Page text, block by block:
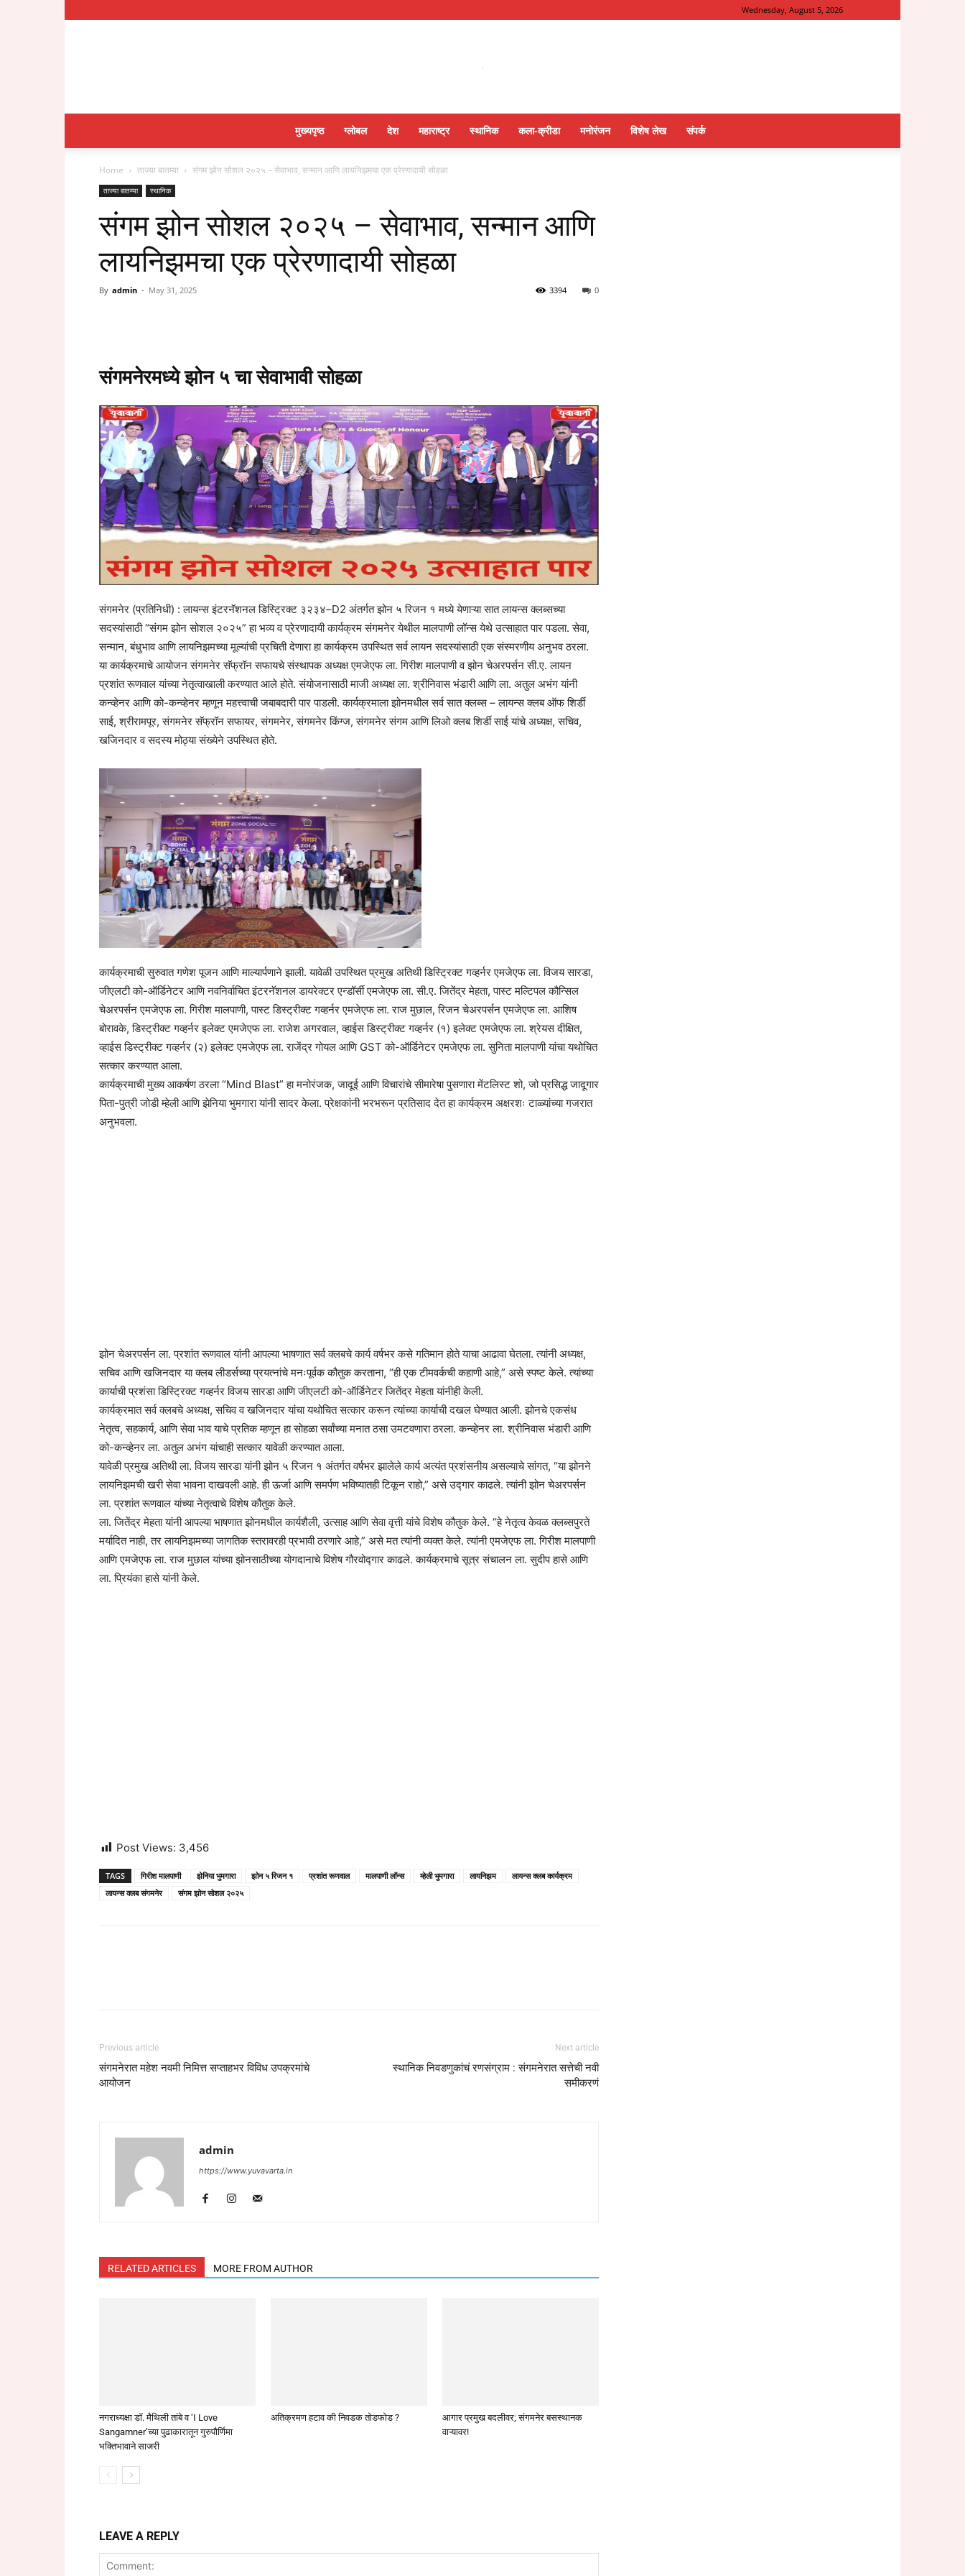
Wednesday, August 5, 2026
मुख्यपृष्ठ ग्लोबल देश महाराष्ट्र स्थानिक कला-क्रीडा मनोरंजन विशेष लेख संपर्क
Home ताज्या बातम्या संगम झोन सोशल २०२५ – सेवाभाव, सन्मान आणि लायनिझमचा एक प्रेरणादायी सोहळा
ताज्या बातम्या स्थानिक
संगम झोन सोशल २०२५ – सेवाभाव, सन्मान आणि
लायनिझमचा एक प्रेरणादायी सोहळा
By admin - May 31, 2025 0
3394
संगमनेरमध्ये झोन ५ चा सेवाभावी सोहळा
संगमनेर (प्रतिनिधी) : लायन्स इंटरनॅशनल डिस्ट्रिक्ट ३२३४–D2 अंतर्गत झोन ५ रिजन १ मध्ये येणाऱ्या सात लायन्स क्लब्सच्या
सदस्यांसाठी “संगम झोन सोशल २०२५” हा भव्य व प्रेरणादायी कार्यक्रम संगमनेर येथील मालपाणी लॉन्स येथे उत्साहात पार पडला. सेवा,
सन्मान, बंधुभाव आणि लायनिझमच्या मूल्यांची प्रचिती देणारा हा कार्यक्रम उपस्थित सर्व लायन सदस्यांसाठी एक संस्मरणीय अनुभव ठरला.
या कार्यक्रमाचे आयोजन संगमनेर सॅफ्रॉन सफायचे संस्थापक अध्यक्ष एमजेएफ ला. गिरीश मालपाणी व झोन चेअरपर्सन सी.ए. लायन
प्रशांत रूणवाल यांच्या नेतृत्वाखाली करण्यात आले होते. संयोजनासाठी माजी अध्यक्ष ला. श्रीनिवास भंडारी आणि ला. अतुल अभंग यांनी
कन्व्हेनर आणि को-कन्व्हेनर म्हणून महत्त्वाची जबाबदारी पार पाडली. कार्यक्रमाला झोनमधील सर्व सात क्लब्स – लायन्स क्लब ऑफ शिर्डी
साई, श्रीरामपूर, संगमनेर सॅफ्रॉन सफायर, संगमनेर, संगमनेर किंग्ज, संगमनेर संगम आणि लिओ क्लब शिर्डी साई यांचे अध्यक्ष, सचिव,
खजिनदार व सदस्य मोठ्या संख्येने उपस्थित होते.
कार्यक्रमाची सुरुवात गणेश पूजन आणि माल्यार्पणाने झाली. यावेळी उपस्थित प्रमुख अतिथी डिस्ट्रिक्ट गव्हर्नर एमजेएफ ला. विजय सारडा,
जीएलटी को-ऑर्डिनेटर आणि नवनिर्वाचित इंटरनॅशनल डायरेक्टर एन्डॉर्सी एमजेएफ ला. सी.ए. जितेंद्र मेहता, पास्ट मल्टिपल कौन्सिल
चेअरपर्सन एमजेएफ ला. गिरीश मालपाणी, पास्ट डिस्ट्रीक्ट गव्हर्नर एमजेएफ ला. राज मुछाल, रिजन चेअरपर्सन एमजेएफ ला. आशिष
बोरावके, डिस्ट्रीक्ट गव्हर्नर इलेक्ट एमजेएफ ला. राजेश अगरवाल, व्हाईस डिस्ट्रीक्ट गव्हर्नर (१) इलेक्ट एमजेएफ ला. श्रेयस दीक्षित,
व्हाईस डिस्ट्रीक्ट गव्हर्नर (२) इलेक्ट एमजेएफ ला. राजेंद्र गोयल आणि GST को-ऑर्डिनेटर एमजेएफ ला. सुनिता मालपाणी यांचा यथोचित
सत्कार करण्यात आला.
कार्यक्रमाची मुख्य आकर्षण ठरला “Mind Blast” हा मनोरंजक, जादूई आणि विचारांचे सीमारेषा पुसणारा मेंटलिस्ट शो, जो प्रसिद्ध जादूगार
पिता-पुत्री जोडी म्हेली आणि झेनिया भुमगारा यांनी सादर केला. प्रेक्षकांनी भरभरून प्रतिसाद देत हा कार्यक्रम अक्षरशः टाळ्यांच्या गजरात
अनुभवला.
झोन चेअरपर्सन ला. प्रशांत रूणवाल यांनी आपल्या भाषणात सर्व क्लबचे कार्य वर्षभर कसे गतिमान होते याचा आढावा घेतला. त्यांनी अध्यक्ष,
सचिव आणि खजिनदार या क्लब लीडर्सच्या प्रयत्नांचे मनःपूर्वक कौतुक करताना, “ही एक टीमवर्कची कहाणी आहे,” असे स्पष्ट केले. त्यांच्या
कार्याची प्रशंसा डिस्ट्रिक्ट गव्हर्नर विजय सारडा आणि जीएलटी को-ऑर्डिनेटर जितेंद्र मेहता यांनीही केली.
कार्यक्रमात सर्व क्लबचे अध्यक्ष, सचिव व खजिनदार यांचा यथोचित सत्कार करून त्यांच्या कार्याची दखल घेण्यात आली. झोनचे एकसंध
नेतृत्व, सहकार्य, आणि सेवा भाव याचे प्रतिक म्हणून हा सोहळा सर्वांच्या मनात ठसा उमटवणारा ठरला. कन्व्हेनर ला. श्रीनिवास भंडारी आणि
को-कन्व्हेनर ला. अतुल अभंग यांचाही सत्कार यावेळी करण्यात आला.
यावेळी प्रमुख अतिथी ला. विजय सारडा यांनी झोन ५ रिजन १ अंतर्गत वर्षभर झालेले कार्य अत्यंत प्रशंसनीय असल्याचे सांगत, “या झोनने
लायनिझमची खरी सेवा भावना दाखवली आहे. ही ऊर्जा आणि समर्पण भविष्यातही टिकून राहो,” असे उद्गार काढले. त्यांनी झोन चेअरपर्सन
ला. प्रशांत रूणवाल यांच्या नेतृत्वाचे विशेष कौतुक केले.
ला. जितेंद्र मेहता यांनी आपल्या भाषणात झोनमधील कार्यशैली, उत्साह आणि सेवा वृत्ती यांचे विशेष कौतुक केले. “हे नेतृत्व केवळ क्लब्सपुरते
मर्यादित नाही, तर लायनिझमच्या जागतिक स्तरावरही प्रभावी ठरणारे आहे,” असे मत त्यांनी व्यक्त केले. त्यांनी एमजेएफ ला. गिरीश मालपाणी
आणि एमजेएफ ला. राज मुछाल यांच्या झोनसाठीच्या योगदानाचे विशेष गौरवोद्गार काढले. कार्यक्रमाचे सूत्र संचालन ला. सुदीप हासे आणि
ला. प्रियंका हासे यांनी केले.
Post Views: 3,456
TAGS गिरीश मालपाणी झेनिया भुमगारा झोन ५ रिजन १ प्रशांत रूणवाल मालपाणी लॉन्स म्हेली भुमगारा लायनिझम
लायन्स क्लब कार्यक्रम
लायन्स क्लब संगमनेर
संगम झोन सोशल २०२५
Previous article
संगमनेरात महेश नवमी निमित्त सप्ताहभर विविध उपक्रमांचे
आयोजन
Next article
स्थानिक निवडणुकांचं रणसंग्राम : संगमनेरात सत्तेची नवी
समीकरणं
admin
https://www.yuvavarta.in
RELATED ARTICLES MORE FROM AUTHOR
नगराध्यक्षा डॉ. मैथिली तांबे व ‘I Love
Sangamner’च्या पुढाकारातून गुरुपौर्णिमा
भक्तिभावाने साजरी
अतिक्रमण हटाव की निवडक तोडफोड ?
आगार प्रमुख बदलीवर; संगमनेर बसस्थानक
वाऱ्यावर!
LEAVE A REPLY